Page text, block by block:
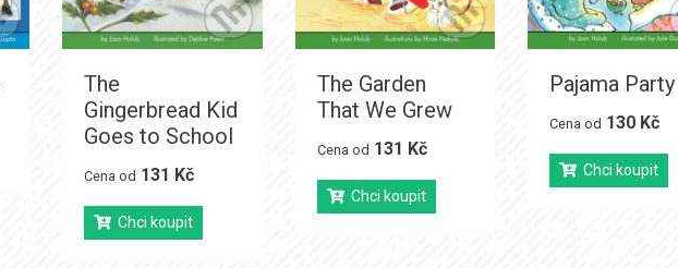
The
Gingerbread Kid
Goes to School
Cena od 131 Kč
Chci koupit
The Garden
That We Grew
Cena od 131 Kč
Chci koupit
Pajama Party
Cena od 130 Kč
Chci koupit